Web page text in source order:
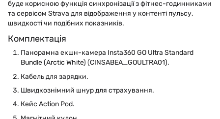
буде корисною функція синхронізації з фітнес-годинниками
та сервісом Strava для відображення у контенті пульсу,
швидкості чи подібних показників.
Комплектація
Панорамна екшн-камера Insta360 GO Ultra Standard
Bundle (Arctic White) (CINSABEA_GOULTRA01).
Кабель для зарядки.
Швидкознімний шнур для страхування.
Кейс Action Pod.